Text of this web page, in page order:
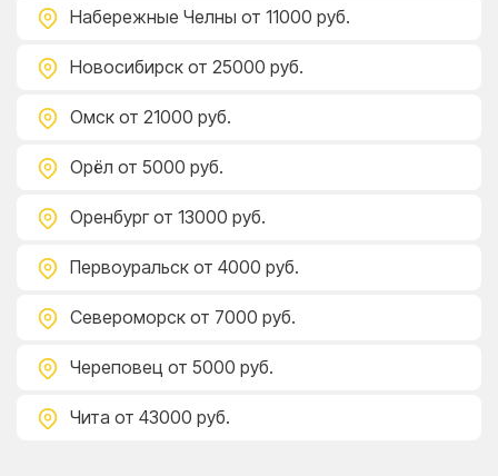
Набережные Челны от 11000 руб.
Новосибирск от 25000 руб.
Омск от 21000 руб.
Орёл от 5000 руб.
Оренбург от 13000 руб.
Первоуральск от 4000 руб.
Североморск от 7000 руб.
Череповец от 5000 руб.
Чита от 43000 руб.